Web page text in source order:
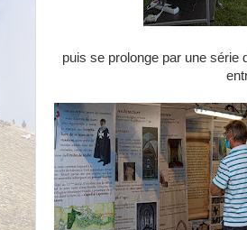
puis se prolonge par une série